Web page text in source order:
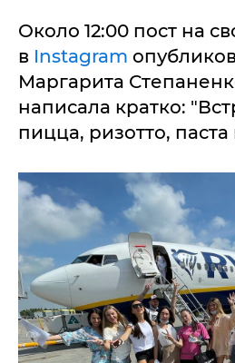
Около 12:00 пост на
в Instagram
Маргарита
написала кратко:
пицца, ризотто,